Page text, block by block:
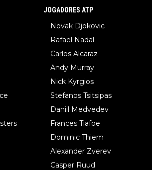
JOGADORES ATP
Novak Djokovic
Rafael Nadal
Carlos Alcaraz
Andy Murray
Nick Kyrgios
Stefanos Tsitsipas
Daniil Medvedev
Frances Tiafoe
Dominic Thiem
Alexander Zverev
Casper Ruud